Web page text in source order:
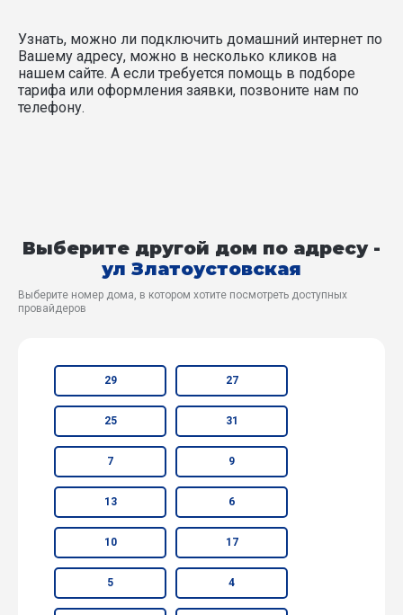
Узнать, можно ли подключить домашний интернет по
Вашему адресу, можно в несколько кликов на
нашем сайте. А если требуется помощь в подборе
тарифа или оформления заявки, позвоните нам по
телефону.
Выберите другой дом по адресу -
ул Златоустовская
Выберите номер дома, в котором хотите посмотреть доступных
провайдеров
29 27
25 31
7 9
13 6
10 17
5 4